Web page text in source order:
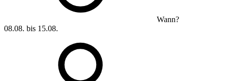
Wann?
08.08. bis 15.08.